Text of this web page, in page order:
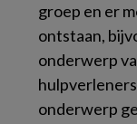
groep en er
ontstaan,
onderwerp
onderwerp